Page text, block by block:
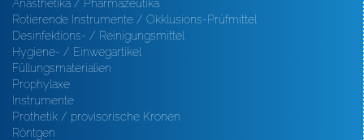
Anästhetika / Pharmazeutika
Rotierende Instrumente / Okklusions-Prüfmittel
Desinfektions- / Reinigungsmittel
Hygiene- / Einwegartikel
Füllungsmaterialien
Prophylaxe
Instrumente
Prothetik / provisorische Kronen
Röntgen